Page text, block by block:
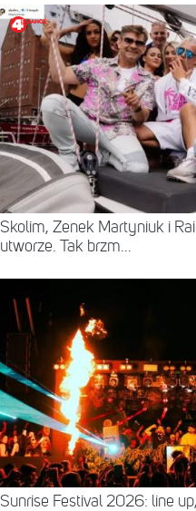
Skolim, Zenek Martyniuk i
utworze. Tak brzm...
Sunrise Festival 2026: line